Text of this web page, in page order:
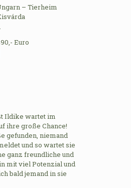
– Tierheim
Euro
Ildike wartet im
ihre große Chance!
gefunden, niemand
und so wartet sie
ganz freundliche und
mit viel Potenzial und
bald jemand in sie